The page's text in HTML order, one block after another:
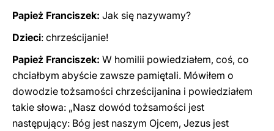
Papież Franciszek: Jak się nazywamy?
Dzieci: chrześcijanie!
Papież Franciszek: W homilii powiedziałem, coś, co
chciałbym abyście zawsze pamiętali. Mówiłem o
dowodzie tożsamości chrześcijanina i powiedziałem
takie słowa: „Nasz dowód tożsamości jest
następujący: Bóg jest naszym Ojcem, Jezus jest